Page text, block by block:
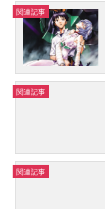
関連記事
関連記事
関連記事